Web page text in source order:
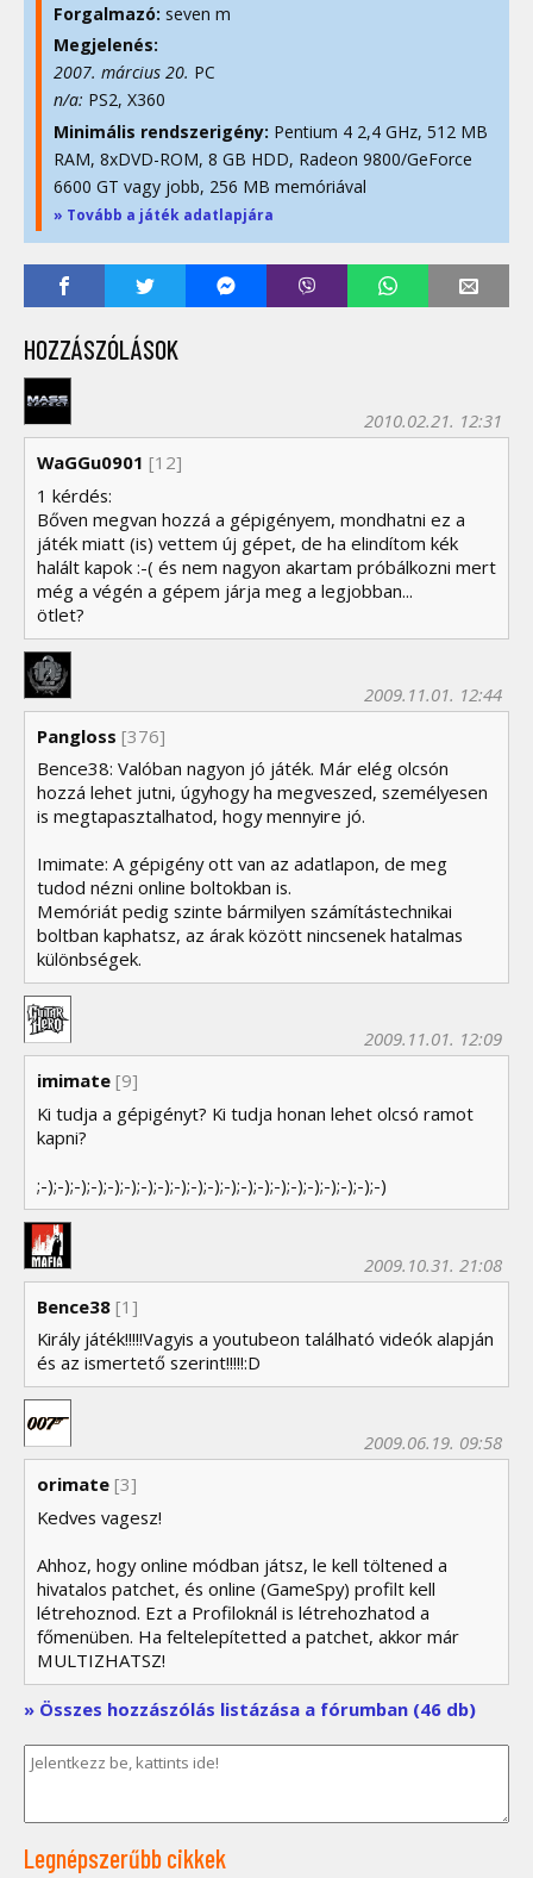
Forgalmazó: seven m
Megjelenés:
2007. március 20. PC
n/a: PS2, X360
Minimális rendszerigény: Pentium 4 2,4 GHz, 512 MB
RAM, 8xDVD-ROM, 8 GB HDD, Radeon 9800/GeForce
6600 GT vagy jobb, 256 MB memóriával
» Tovább a játék adatlapjára
HOZZÁSZÓLÁSOK
WaGGu0901
2010.02.21. 12:31
[12]
1 kérdés:
Bőven megvan hozzá a gépigényem, mondhatni ez a
játék miatt (is) vettem új gépet, de ha elindítom kék
halált kapok :-( és nem nagyon akartam próbálkozni mert
még a végén a gépem járja meg a legjobban...
ötlet?
Pangloss
2009.11.01. 12:44
[376]
Bence38: Valóban nagyon jó játék. Már elég olcsón
hozzá lehet jutni, úgyhogy ha megveszed, személyesen
is megtapasztalhatod, hogy mennyire jó.
Imimate: A gépigény ott van az adatlapon, de meg
tudod nézni online boltokban is.
Memóriát pedig szinte bármilyen számítástechnikai
boltban kaphatsz, az árak között nincsenek hatalmas
különbségek.
imimate
2009.11.01. 12:09
[9]
Ki tudja a gépigényt? Ki tudja honan lehet olcsó ramot
kapni?
;-);-);-);-);-);-);-);-);-);-);-);-);-);-);-);-);-);-);-);-);-)
Bence38
2009.10.31. 21:08
[1]
Király játék!!!!!Vagyis a youtubeon található videók alapján
és az ismertető szerint!!!!!:D
orimate
2009.06.19. 09:58
[3]
Kedves vagesz!
Ahhoz, hogy online módban játsz, le kell töltened a
hivatalos patchet, és online (GameSpy) profilt kell
létrehoznod. Ezt a Profiloknál is létrehozhatod a
főmenüben. Ha feltelepítetted a patchet, akkor már
MULTIZHATSZ!
» Összes hozzászólás listázása a fórumban (46 db)
Legnépszerűbb cikkek